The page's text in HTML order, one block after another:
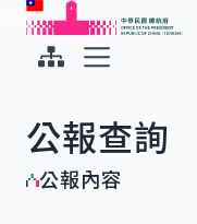
跳到主要內容
中華民國總統府
公報查詢
公報內容